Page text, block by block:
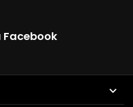
Facebook
